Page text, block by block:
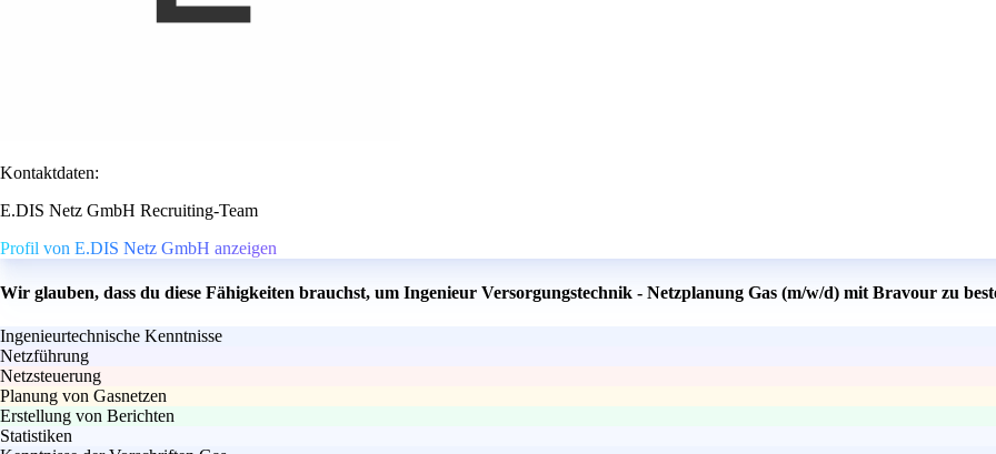
Kontaktdaten:
E.DIS Netz GmbH Recruiting-Team
Profil von E.DIS Netz GmbH anzeigen
Wir glauben, dass du diese Fähigkeiten brauchst, um Ingenieur Versorgungstechnik - Netzplanung Gas (m/w/d) mit Bravour zu
Ingenieurtechnische Kenntnisse
Netzführung
Netzsteuerung
Planung von Gasnetzen
Erstellung von Berichten
Statistiken